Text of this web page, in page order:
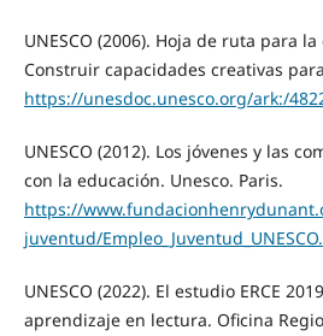
UNESCO (2006). Hoja de ruta para
Construir capacidades creativas
https://unesdoc.unesco.org/ark:/
UNESCO (2012). Los jóvenes y las
con la educación. Unesco. Paris.
https://
juventud/
UNESCO (2022). El estudio ERCE
aprendizaje en lectura. Oficina